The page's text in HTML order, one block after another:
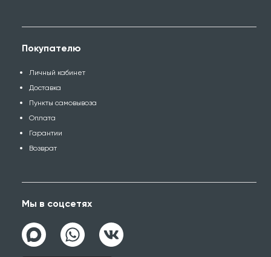
Покупателю
Личный кабинет
Доставка
Пункты самовывоза
Оплата
Гарантии
Возврат
Мы в соцсетях